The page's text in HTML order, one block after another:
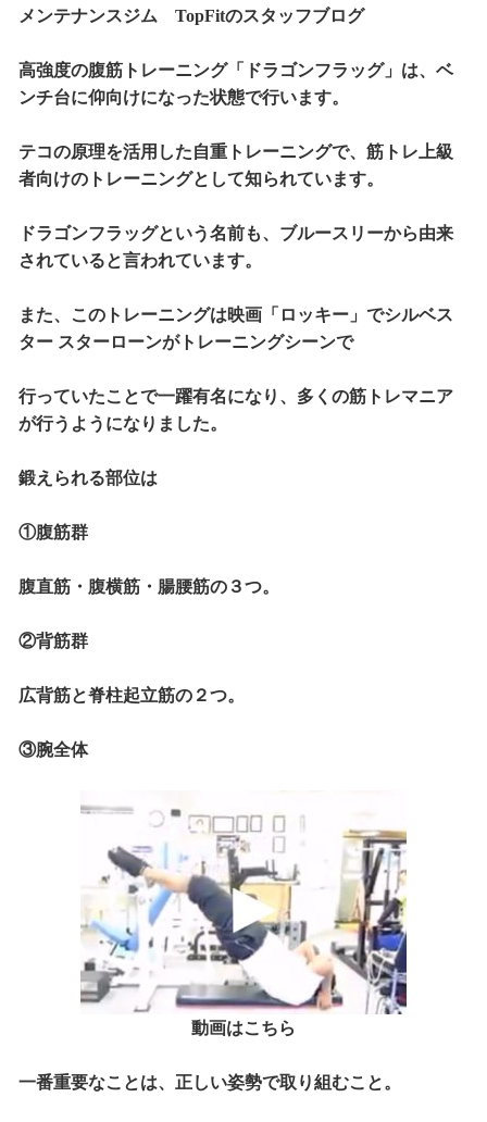
メンテナンスジム TopFitのスタッフブログ
高強度の腹筋トレーニング「ドラゴンフラッグ」は、ベ
ンチ台に仰向けになった状態で行います。
テコの原理を活用した自重トレーニングで、筋トレ上級
者向けのトレーニングとして知られています。
ドラゴンフラッグという名前も、ブルースリーから由来
されていると言われています。
また、このトレーニングは映画「ロッキー」でシルベス
ター スターローンがトレーニングシーンで
行っていたことで一躍有名になり、多くの筋トレマニア
が行うようになりました。
鍛えられる部位は
①腹筋群
腹直筋・腹横筋・腸腰筋の３つ。
②背筋群
広背筋と脊柱起立筋の２つ。
③腕全体
動画はこちら
一番重要なことは、 正しい姿勢で取り組むこと。